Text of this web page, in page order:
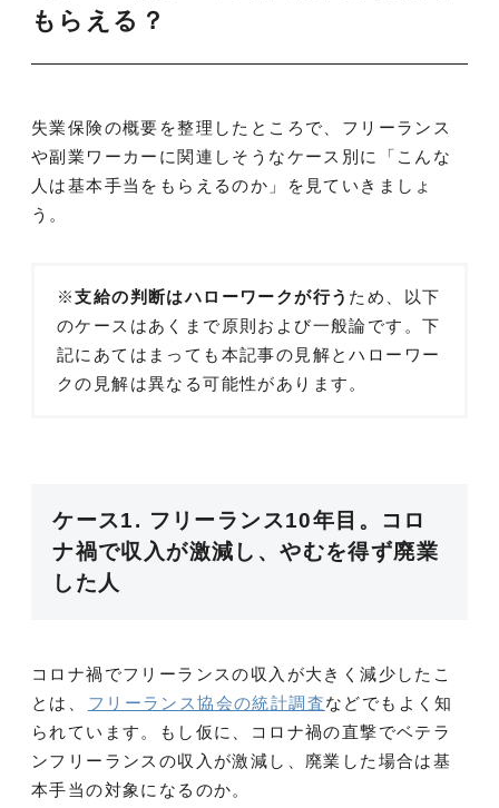
もらえる？
失業保険の概要を整理したところで、フリーランス
や副業ワーカーに関連しそうなケース別に「こんな
人は基本手当をもらえるのか」を見ていきましょ
う。
※支給の判断はハローワークが行う ため、以下
のケースはあくまで原則および一般論です。下
記にあてはまっても本記事の見解とハローワー
クの見解は異なる可能性があります。
ケース1. フリーランス10年目。コロ
ナ禍で収入が激減し、やむを得ず廃業
した人
コロナ禍でフリーランスの収入が大きく減少したこ
とは、
フリーランス協会の統計調査などでもよく知
られています。もし仮に、コロナ禍の直撃でベテラ
ンフリーランスの収入が激減し、廃業した場合は基
本手当の対象になるのか。